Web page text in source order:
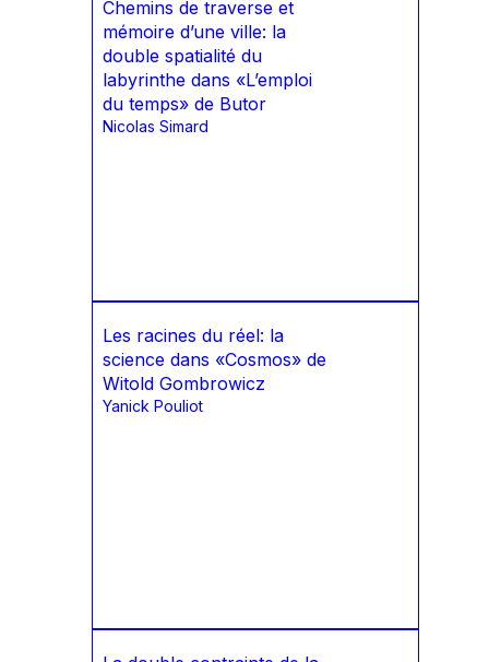
Chemins de traverse et
mémoire d’une ville: la
double spatialité du
labyrinthe dans «L’emploi
du temps» de Butor
Nicolas Simard
Les racines du réel: la
science dans «Cosmos» de
Witold Gombrowicz
Yanick Pouliot